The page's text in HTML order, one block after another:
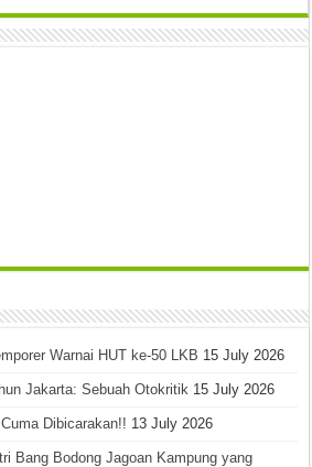
Warnai HUT ke-50 LKB 15 July 2026
Jakarta: Sebuah Otokritik 15 July 2026
Dibicarakan!! 13 July 2026
Bang Bodong Jagoan Kampung yang